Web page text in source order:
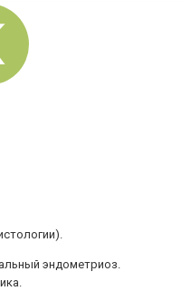
эндометриоз.